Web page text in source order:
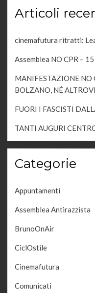
Articoli
cinemafutura ritratti:
Assemblea NO CPR –
MANIFESTAZIONE NO
BOLZANO, NÉ
FUORI I FASCISTI
TANTI AUGURI
Categorie
Appuntamenti
Assemblea Antirazzista
BrunoOnAir
CiclOstile
Cinemafutura
Comunicati